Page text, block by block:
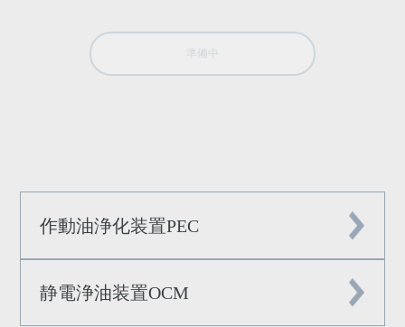
準備中
作動油浄化装置PEC
静電浄油装置OCM